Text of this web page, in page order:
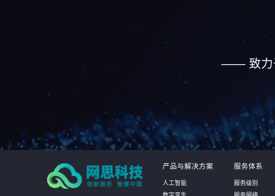
—— 致力
产品与解决方案
人工智能
服务体系
服务级别